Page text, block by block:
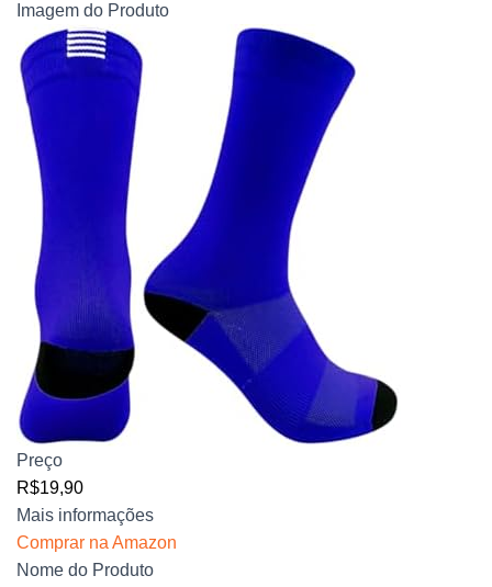
Imagem do Produto
Preço
R$19,90
Mais informações
Comprar na Amazon
Nome do Produto